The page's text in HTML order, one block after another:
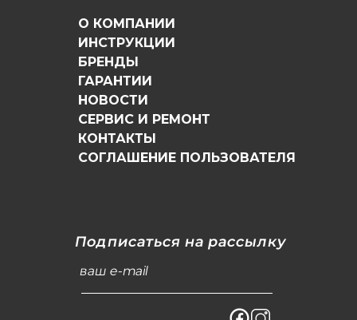
О КОМПАНИИ
ИНСТРУКЦИИ
БРЕНДЫ
ГАРАНТИИ
НОВОСТИ
СЕРВИС И РЕМОНТ
КОНТАКТЫ
СОГЛАШЕНИЕ ПОЛЬЗОВАТЕЛЯ
Подписаться на рассылку
ваш e-mail